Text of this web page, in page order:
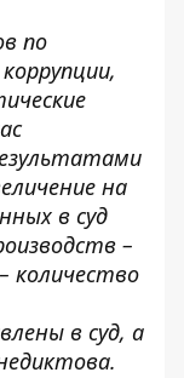
по
на
в суд
–
количество
в суд, а